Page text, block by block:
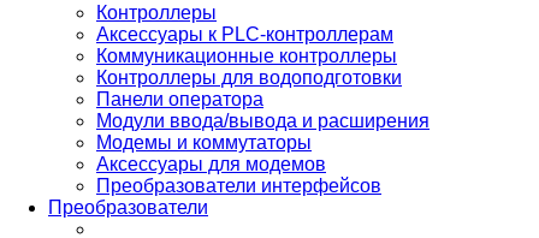
Контроллеры
Аксессуары к PLC-контроллерам
Коммуникационные контроллеры
Контроллеры для водоподготовки
Панели оператора
Модули ввода/вывода и расширения
Модемы и коммутаторы
Аксессуары для модемов
Преобразователи интерфейсов
Преобразователи